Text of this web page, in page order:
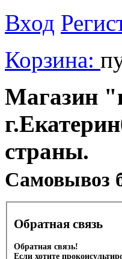
Вход
Корзина:
Магазин
страны.
Cамовывоз
Обратная связь
Обратная связь!
Если хотите